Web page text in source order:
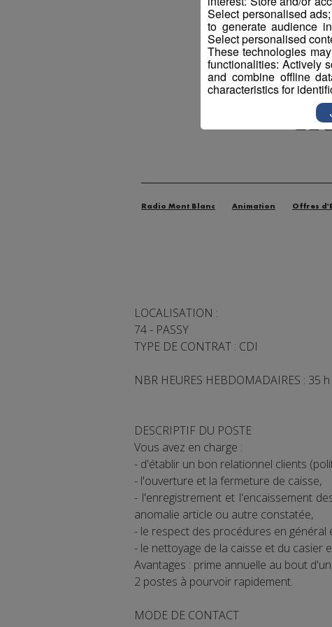
Radio Mont Blanc Animation Offres
LOCALISATION :
74 - PASSY
TYPE DE CONTRAT : CDI
NBR HEURES HEBDOMADAIRES : 35 h
DESCRIPTIF DU POSTE
Vous avez en charge :
- d'établir un bon relationnel clients
- l'ouverture et la fermeture de caisse,
- l'enregistrement et l'encaissement
anomalie article ou autre constatée,
- le respect des procédures en général
- le nettoyage de la caisse et du casier
Avantages : prime annuelle au bout
2 postes à pourvoir rapidement.
MODE DE CONTACT
Select personalised
to generate audience
Select personalised
These technologies
functionalities: Actively
and combine offline
characteristics for